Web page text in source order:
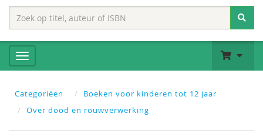
Categoriëen
Boeken voor kinderen tot 12 jaar
Over dood en rouwverwerking